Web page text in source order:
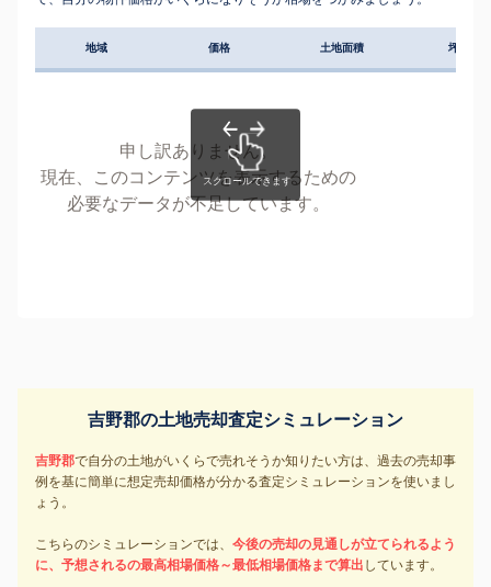
地域 価格 土地面積 坪単価
申し訳ありません。
現在、このコンテンツを表示するための
必要なデータが不足しています。
吉野郡の土地売却査定シミュレーション
吉野郡で自分の土地がいくらで売れそうか知りたい方は、過去の売却事
例を基に簡単に想定売却価格が分かる査定シミュレーションを使いまし
ょう。
こちらのシミュレーションでは、 今後の売却の見通しが立てられるよう
に、予想されるの最高相場価格～最低相場価格まで算出 しています。